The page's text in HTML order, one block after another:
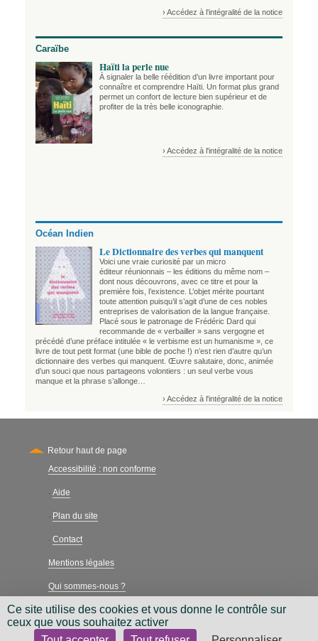
› Accédez à l'intégralité de la notice
Caraïbe
Haïti la perle nue
À signaler la belle réédition d’un livre important pour
connaître et comprendre Haïti. Un format plus grand
permet un confort de lecture bien supérieur et de
profiter de la très belle iconographie.
› Accédez à l'intégralité de la notice
Océan Indien
Le Dictionnaire des verbes qui manquent
Voici une vraie curiosité par un micro
éditeur réunionnais – les éditions du même nom –
dont nous découvrons, avec ce titre et pour la
première fois, l’existence. L’objet mérite pourtant
toute attention puisqu’il s’agit d’une de ces nobles
entreprises de valorisation de la langue française.
Placé sous le patronage de Frédéric Dard qui
recommande de « verbailler » sans vergogne et
précédé d’une préface intitulée « le verbisme est un humanisme », ce
livre de tout petit format (une bible de poche !) n’est rien d’autre qu’un
dictionnaire des verbes qui manquent. Œuvre salutaire, donc, animée
d’un souci que nous partageons volontiers : un seul verbe vous
manque et la phrase s’allonge…
› Accédez à l'intégralité de la notice
Retour haut de page
Secondary
Accessibilité : non conforme
- Aide
- Plan du site
- Contact
Mentions légales
Qui sommes-nous ?
Charte néthique
Ce site utilise des cookies et vous donne le contrôle sur
ceux que vous souhaitez activer